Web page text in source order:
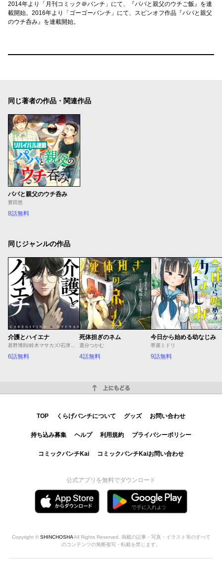
2014年より「月刊コミック＠バンチ」にて、『パパと親父のウチご飯』を連
載開始。2016年より「ゴーゴーバンチ」にて、スピンオフ作品『パパと親父
のウチ呑み』を連載開始。
同じ著者の作品・関連作品
パパと親父のウチ呑み
豊田悠
8話無料
同じジャンルの作品
介護とハイエナ
甚野博則/鈴木マサカズ/石津のぞみ
6話無料
死体担ぎのネム
選分つかむ
4話無料
今日から始める幼なじみ
帯屋ミドリ
9話無料
TOP くらげバンチについて グッズ お問い合わせ
持ち込み募集 ヘルプ 利用規約 プライバシーポリシー
コミックバンチKai コミックバンチKaiお問い合わせ
公式アプリを無料でダウンロード
Copyright © SHINCHOSHAAll Rights Reserved. 掲載の記事・写真・イラスト等のすべて
のコンテンツの無断複写・転載を禁じます。